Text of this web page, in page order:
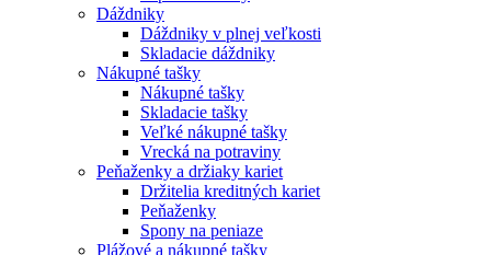
Dáždniky
Dáždniky v plnej veľkosti
Skladacie dáždniky
Nákupné tašky
Nákupné tašky
Skladacie tašky
Veľké nákupné tašky
Vrecká na potraviny
Peňaženky a držiaky kariet
Držitelia kreditných kariet
Peňaženky
Spony na peniaze
Plážové a nákupné tašky